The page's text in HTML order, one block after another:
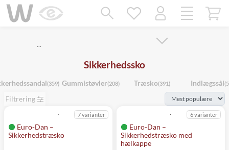
…
Sikkerhedssko
(359) Gummistøvler(208) Træsko(391) Indlægssål
Filtrering
Euro-Dan –
Sikkerhedstræsko
7 varianter
Euro-Dan –
Sikkerhedstræsko med
hælkappe
6 varianter
Mangler chatten?
Ret samtykke!